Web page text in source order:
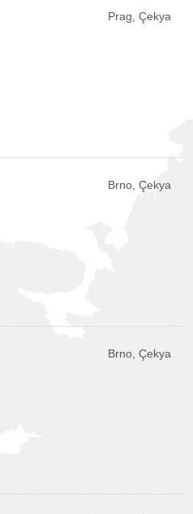
Prag, Çekya
Brno, Çekya
Brno, Çekya